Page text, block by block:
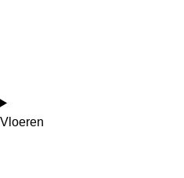
Vloeren